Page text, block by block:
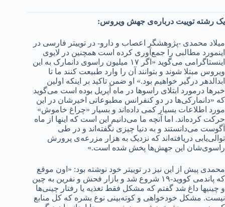
یک رشته توییت درباره‌ی جهش ویروس:
میلاد محمدی -پژوهشگر اعصاب و دارو- در توییتر فارسی در
اینمورد مطالبی را جمع‌آوری کرده است همچنین در لایوی
اینستاگرامی می‌گوید «اگر ۱۷ میلیون راسوی دانمارک به این
ویروس مبتلا شوند و بتوانند آن را وارد طبیعت کنند ما تا
ابدالدهر درگیر خواهیم بود.» او ضمن تاکید بر اینکه اولین
خبرها درمورد ابتلای راسوها در ماه آپریل بوده است می‌گوید
که «دانمارکی‌ها در دو کنفرانس مطبوعاتی‌ اخیرشان در این
مورد اطلاعات بسیار کمی داده‌اند و بسیار «چراغ خاموش»
حرکت کرده‌اند. اما آنچه ما می‌دانیم این است که اینها از ماه
آگوست می‌دانستند و به دنیا چیزی نگفته‌اند و در طی
توالی‌یابی دریافته‌اند که نزدیک به هزار مزرعه‌ی پرورش
راسوی‌شان این جهش‌ها پخش شده است.»
محمدی پیش از این نیز در توییتر خود نوشته بود: «اون موقع
که پاندمی کووید-۱۹ شروع شد و بازار فحش و نفرین به چین
و چینیها داغ شد گفتم که مشکل فقط تغذیه یا رفتار چینی‌ها
نیست. مشکل خودخواهی و کوته‌بینی نوع بشره که کل منابع